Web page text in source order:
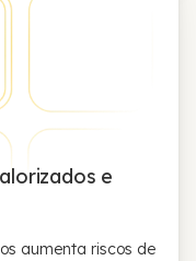
e
aumenta riscos de